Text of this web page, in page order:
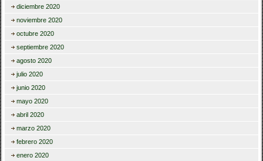
diciembre 2020
noviembre 2020
octubre 2020
septiembre 2020
agosto 2020
julio 2020
junio 2020
mayo 2020
abril 2020
marzo 2020
febrero 2020
enero 2020